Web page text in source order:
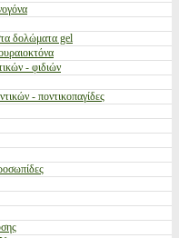
δολώματα gel
- φιδιών
- ποντικοπαγίδες